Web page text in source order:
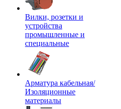
Вилки, розетки и
устройства
промышленные и
специальные
Арматура кабельная/
Изоляционные
материалы